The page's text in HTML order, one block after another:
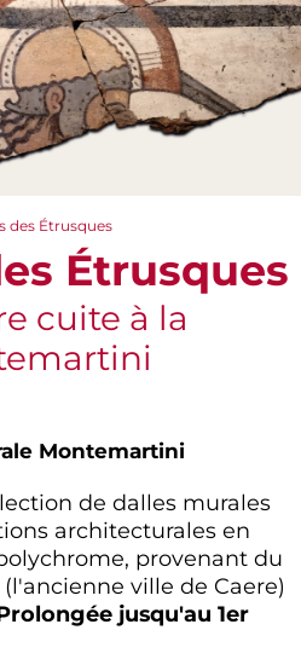
des Étrusques
Étrusques
cuite à la
Montemartini
de dalles murales
architecturales en
provenant du
ville de Caere)
jusqu'au 1er